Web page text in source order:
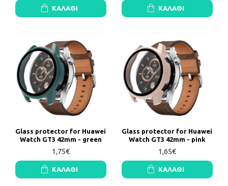
ΚΑΛΆΘΙ ΚΑΛΆΘΙ
Glass protector for Huawei
Watch GT3 42mm - green
1,75€
ΚΑΛΆΘΙ
Glass protector for Huawei
Watch GT3 42mm - pink
1,65€
ΚΑΛΆΘΙ